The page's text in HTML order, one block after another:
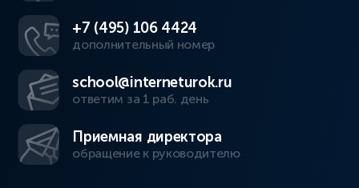
+7 (495) 106 4424
дополнительный номер
school@interneturok.ru
ответим за 1 раб. день
Приемная директора
обращение к руководителю